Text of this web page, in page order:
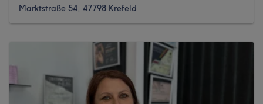
Marktstraße 54, 47798 Krefeld